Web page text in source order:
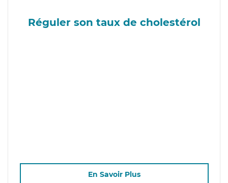
Réguler son taux de cholestérol
En Savoir Plus